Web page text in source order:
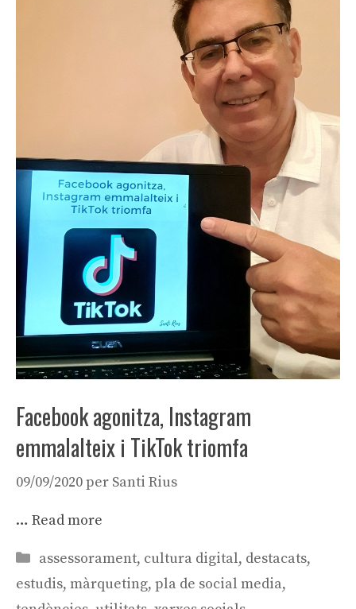
Facebook agonitza, Instagram
emmalalteix i TikTok triomfa
09/09/2020per Santi Rius
… Read more
Categories
assessorament, cultura digital, destacats,
estudis, màrqueting, pla de social media,